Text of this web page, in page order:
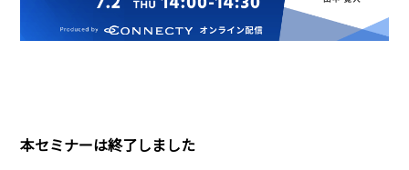
本セミナーは終了しました